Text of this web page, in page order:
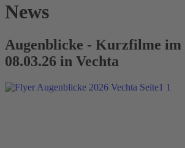
News
Augenblicke - Kurzfilme im
08.03.26 in Vechta